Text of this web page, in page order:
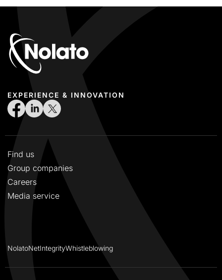
EXPERIENCE & INNOVATION
Find us
Group companies
Careers
Media service
NolatoNetIntegrityWhistleblowing